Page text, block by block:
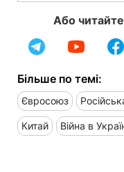
Або
Більше по темі:
Євросоюз
Китай Війна в